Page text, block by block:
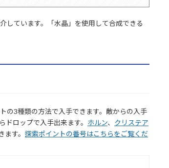
しています。「水晶」を使用して合成できる
の3種類の方法で入手できます。敵からの入手
ドロップで入手出来ます。 ホルン、 クリステア
す。 探索ポイントの番号はこちらをご覧くだ